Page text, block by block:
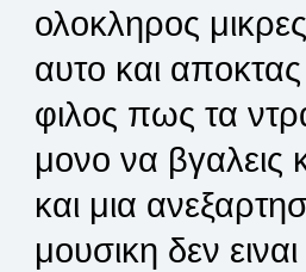
ολοκληρος
αυτο και
φιλος πως τα
μονο να βγαλεις
και μια
μουσικη δεν